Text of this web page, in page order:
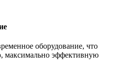
оборудование, что
максимально эффективную